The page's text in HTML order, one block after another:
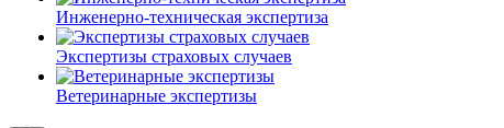
Инженерно-техническая экспертиза
Экспертизы страховых случаев
Ветеринарные экспертизы